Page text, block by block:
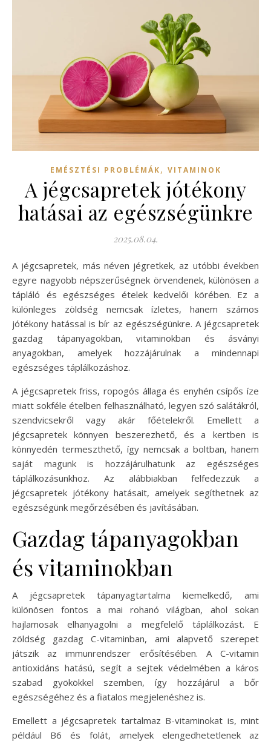
EMÉSZTÉSI PROBLÉMÁK, VITAMINOK
A jégcsapretek jótékony
hatásai az egészségünkre
2025.08.04.
A jégcsapretek, más néven jégretkek, az utóbbi években
egyre nagyobb népszerűségnek örvendenek, különösen a
tápláló és egészséges ételek kedvelői körében. Ez a
különleges zöldség nemcsak ízletes, hanem számos
jótékony hatással is bír az egészségünkre. A jégcsapretek
gazdag tápanyagokban, vitaminokban és ásványi
anyagokban, amelyek hozzájárulnak a mindennapi
egészséges táplálkozáshoz.
A jégcsapretek friss, ropogós állaga és enyhén csípős íze
miatt sokféle ételben felhasználható, legyen szó salátákról,
szendvicsekről vagy akár főételekről. Emellett a
jégcsapretek könnyen beszerezhető, és a kertben is
könnyedén termeszthető, így nemcsak a boltban, hanem
saját magunk is hozzájárulhatunk az egészséges
táplálkozásunkhoz. Az alábbiakban felfedezzük a
jégcsapretek jótékony hatásait, amelyek segíthetnek az
egészségünk megőrzésében és javításában.
Gazdag tápanyagokban
és vitaminokban
A jégcsapretek tápanyagtartalma kiemelkedő, ami
különösen fontos a mai rohanó világban, ahol sokan
hajlamosak elhanyagolni a megfelelő táplálkozást. E
zöldség gazdag C-vitaminban, ami alapvető szerepet
játszik az immunrendszer erősítésében. A C-vitamin
antioxidáns hatású, segít a sejtek védelmében a káros
szabad gyökökkel szemben, így hozzájárul a bőr
egészségéhez és a fiatalos megjelenéshez is.
Emellett a jégcsapretek tartalmaz B-vitaminokat is, mint
például B6 és folát, amelyek elengedhetetlenek az